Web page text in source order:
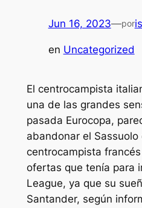
Jun 16, 2023—por
en Uncategorized
El centrocampista
una de las grandes
pasada Eurocopa,
abandonar el Sassuolo
centrocampista
ofertas que tenía para
League, ya que su
Santander, según